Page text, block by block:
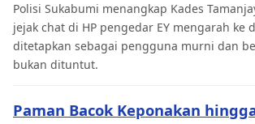
Polisi Sukabumi menangkap Kades
jejak chat di HP pengedar EY mengarah ke
ditetapkan sebagai pengguna murni dan
bukan dituntut.
Paman Bacok Keponakan